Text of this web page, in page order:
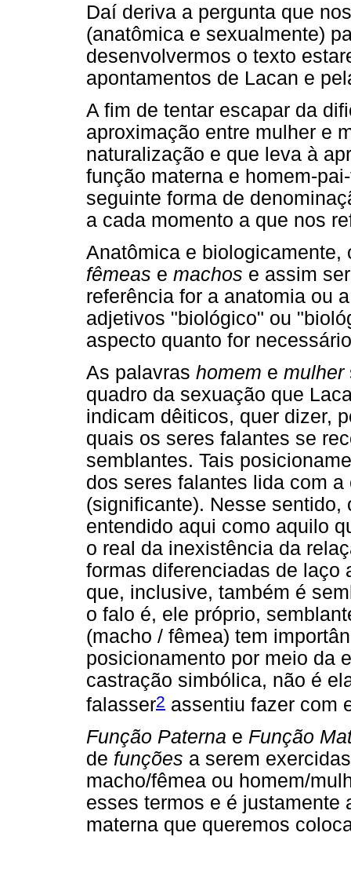
Daí deriva a pergunta que
(anatômica e sexualmente)
desenvolvermos o texto
apontamentos de Lacan e
A fim de tentar escapar da
aproximação entre mulher e
naturalização e que leva à
função materna e homem-
seguinte forma de
a cada momento a que nos
Anatômica e
fêmeas e machos e assim
referência for a anatomia ou
adjetivos "biológico" ou
aspecto quanto for
As palavras homem e mulher
quadro da sexuação que
indicam dêiticos, quer dizer,
quais os seres falantes se
semblantes. Tais
dos seres falantes lida com
(significante). Nesse
entendido aqui como aquilo
o real da inexistência da
formas diferenciadas de laço
que, inclusive, também é
o falo é, ele próprio,
(macho / fêmea) tem
posicionamento por meio da
castração simbólica, não é
falasser2 assentiu fazer com
Função Paterna e Função
de funções a serem
macho/fêmea ou homem/
esses termos e é justamente
materna que queremos